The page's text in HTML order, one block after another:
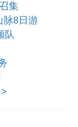
集
脉8日游
队